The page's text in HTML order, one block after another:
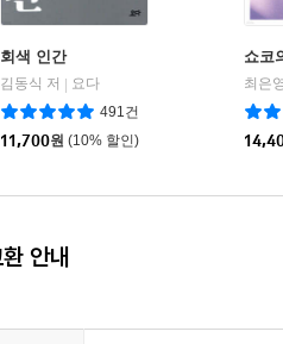
회색 인간
김동식 저
요다
491건
11,700원 (10% 할인)
쇼코
최은
안내